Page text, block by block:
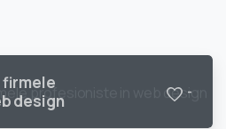
firmele
design
-